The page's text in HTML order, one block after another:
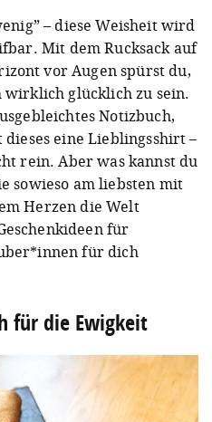
– diese Weisheit wird
Mit dem Rucksack auf
vor Augen spürst du,
wirklich glücklich zu sein.
Notizbuch,
eine Lieblingsshirt –
rein. Aber was kannst du
sowieso am liebsten mit
Herzen die Welt
für
für dich
für die Ewigkeit